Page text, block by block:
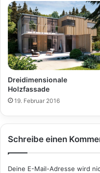
Dreidimensionale
Holzfassade
19. Februar 2016
Schreibe einen
Deine E-Mail-Adresse wird